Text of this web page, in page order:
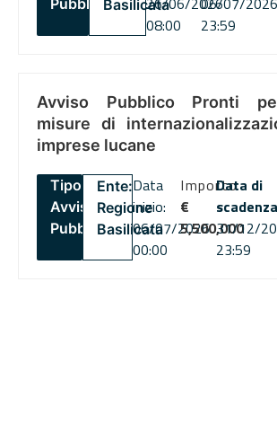
PubblicoBasilicata
08:00
23:59
Avviso Pubblico Pronti
misure di
imprese lucane
Tipo:
Avviso
Pubblico
Ente:
Regione
Basilicata
Data
inizio:
06/07/2026
00:00
Importo
€
5,500,000
Data di
31/12/
23:59